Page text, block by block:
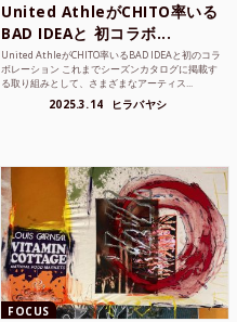
United AthleがCHITO率いる
BAD IDEAと 初コラボ...
United AthleがCHITO率いるBAD IDEAと初のコラ
ボレーション これまでシーズンカタログに掲載す
る取り組みとして、さまざまなアーティス...
2025.3.14 ヒラバヤシ
FOCUS